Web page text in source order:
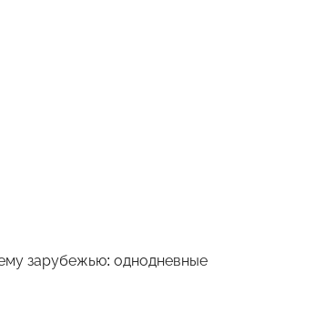
зарубежью: однодневные